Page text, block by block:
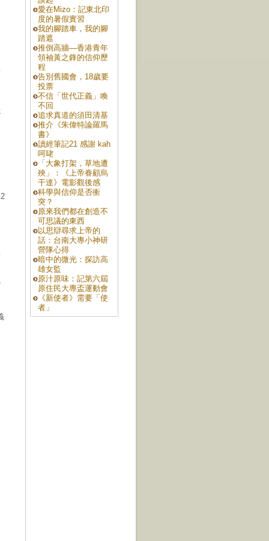
愛在Mizo：記東北印
度的暑假實習
我的腳踏車，我的腳
踏遮
推倒高牆—香港青年
領袖黃之鋒的信仰歷
程
告別舊國會，18歲要
投票
不信「世代正義」喚
不回
追求真道的須田清基
推介《朱偉特論羅馬
書》
讀經筆記21 感謝 kah
呵咾
「大象打架，草地遭
殃」：《上帝眷顧烏
干達》電影觀後感
科學與信仰是否衝
突？
原來我們都在創造不
可思議的東西
以思辯尋求上帝的
話：台南大專小神研
營隊心得
暗中的微光：探訪高
雄女監
原汁原味：記第六屆
原住民大專盃運動會
《新使者》需要「使
者」